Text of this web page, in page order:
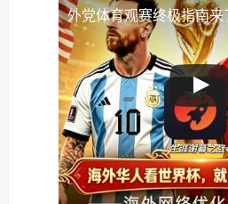
外党体育观赛终极指南来